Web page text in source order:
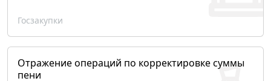
Госзакупки
Отражение операций по корректировке суммы
пени